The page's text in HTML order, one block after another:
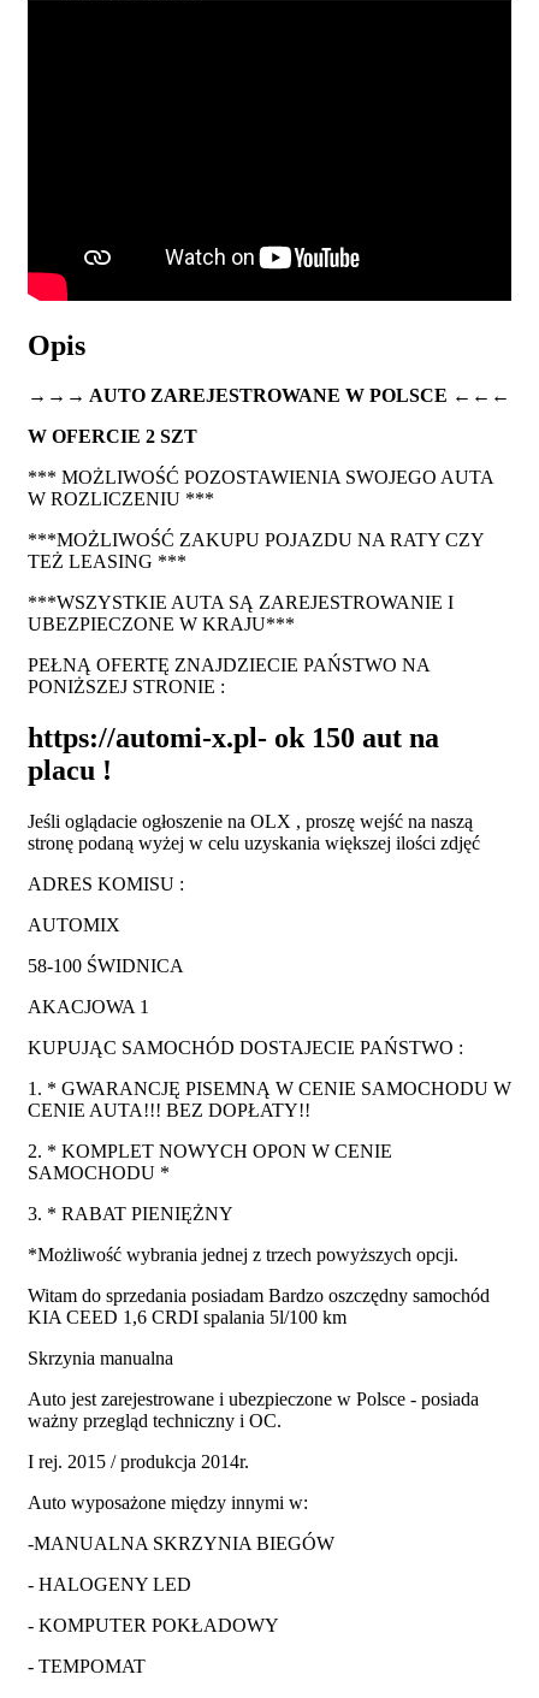
Opis
→→→ AUTO ZAREJESTROWANE W POLSCE ←←←
W OFERCIE 2 SZT
*** MOŻLIWOŚĆ POZOSTAWIENIA SWOJEGO AUTA
W ROZLICZENIU ***
***MOŻLIWOŚĆ ZAKUPU POJAZDU NA RATY CZY
TEŻ LEASING ***
***WSZYSTKIE AUTA SĄ ZAREJESTROWANIE I
UBEZPIECZONE W KRAJU***
PEŁNĄ OFERTĘ ZNAJDZIECIE PAŃSTWO NA
PONIŻSZEJ STRONIE :
https://automi-x.pl- ok 150 aut na
placu !
Jeśli oglądacie ogłoszenie na OLX , proszę wejść na naszą
stronę podaną wyżej w celu uzyskania większej ilości zdjęć
ADRES KOMISU :
AUTOMIX
58-100 ŚWIDNICA
AKACJOWA 1
KUPUJĄC SAMOCHÓD DOSTAJECIE PAŃSTWO :
1. * GWARANCJĘ PISEMNĄ W CENIE SAMOCHODU W
CENIE AUTA!!! BEZ DOPŁATY!!
2. * KOMPLET NOWYCH OPON W CENIE
SAMOCHODU *
3. * RABAT PIENIĘŻNY
*Możliwość wybrania jednej z trzech powyższych opcji.
Witam do sprzedania posiadam Bardzo oszczędny samochód
KIA CEED 1,6 CRDI spalania 5l/100 km
Skrzynia manualna
Auto jest zarejestrowane i ubezpieczone w Polsce - posiada
ważny przegląd techniczny i OC.
I rej. 2015 / produkcja 2014r.
Auto wyposażone między innymi w:
-MANUALNA SKRZYNIA BIEGÓW
- HALOGENY LED
- KOMPUTER POKŁADOWY
- TEMPOMAT